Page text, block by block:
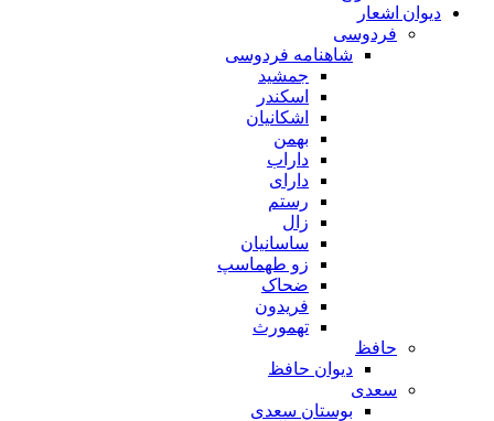
دیوان اشعار
فردوسی
شاهنامه فردوسی
جمشید
اسکندر
اشکانیان
بهمن
داراب
دارای
رستم
زال
ساسانیان
زو طهماسپ‏
ضحاک
فریدون
تهمورث
حافظ
دیوان حافظ
سعدی
بوستان سعدی